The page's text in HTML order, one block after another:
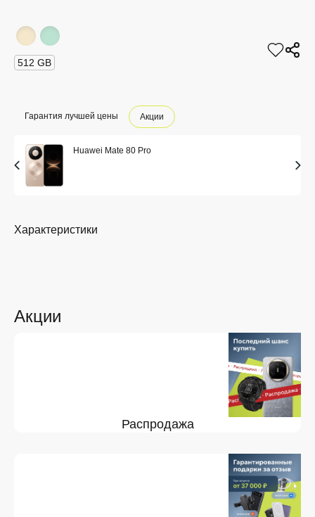
512 GB
Гарантия лучшей цены Акции
Huawei Mate 80 Pro
Акции
Распродажа
Характеристики